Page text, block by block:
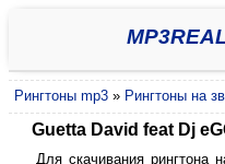
Рингтоны mp3 » Рингтоны на
Guetta David feat Dj
Для скачивания рингтона